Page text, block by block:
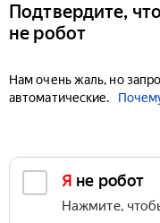
Подтвердите,
не робот
Нам очень жаль, но
автоматические.
Я не робот
Нажмите,